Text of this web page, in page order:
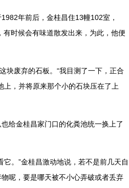
年前后，金桂昌住13幢102室，
时候会有味道散发出来，为此，他便
废弃的石板。“我目测了一下，正合
上，并将原来那个小的石块压在了上
金桂昌家门口的化粪池统一换上了
。”金桂昌激动地说，若不是前几天自
呢，要是哪天被不小心弄破或者丢弃